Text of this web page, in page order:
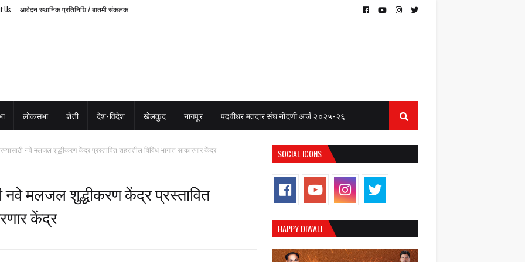
Us आवेदन स्थानिक प्रतिनिधि / बातमी संकलक
लोकसभा शेती देश-विदेश खेलकुद नागपूर पदवीधर मतदार संघ नोंदणी अर्ज २०२५-२६
नवे मलजल शुद्धीकरण केंद्र प्रस्तावित शहरातील विविध भागात साकारणार केंद्र
मलजल शुद्धीकरण केंद्र प्रस्तावित
केंद्र
SOCIAL ICONS
HAPPY DIWALI